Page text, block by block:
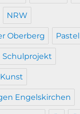
NRW
Oberberg
Schulprojekt
Engelskirchen